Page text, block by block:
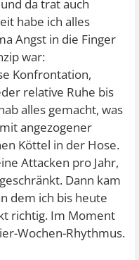
da trat auch
habe ich alles
Angst in die Finger
war:
Konfrontation,
relative Ruhe bis
alles gemacht, was
angezogener
Köttel in der Hose.
Attacken pro Jahr,
Dann kam
dem ich bis heute
richtig. Im Moment
Wochen-Rhythmus.